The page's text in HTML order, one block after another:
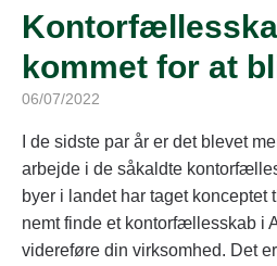
kommet for at
06/07/2022
I de sidste par år er det blevet
arbejde i de såkaldte
byer i landet har taget konceptet
nemt finde et kontorfællesskab i
videreføre din virksomhed. Det